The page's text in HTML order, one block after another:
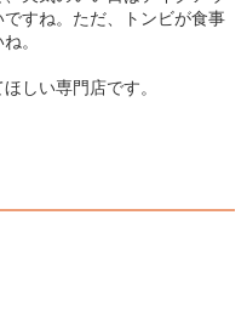
すね。ただ、トンビが食事
。
しい専門店です。